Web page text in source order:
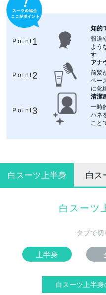
Point 1
知的
報道
よう
す
Point2
アナ
前髪
ベー
に化
Point3
清潔
一時
ハネ
こと
白スーツ上半身 白ス
白スーツ
タブで
上半身
白スーツ上半